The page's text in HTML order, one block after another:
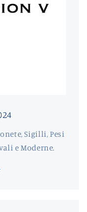
Sigilli, Pesi
e Moderne.